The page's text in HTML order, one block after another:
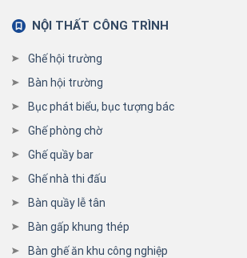
NỘI THẤT CÔNG TRÌNH
Ghế hội trường
Bàn hội trường
Bục phát biểu, bục tượng bác
Ghế phòng chờ
Ghế quầy bar
Ghế nhà thi đấu
Bàn quầy lễ tân
Bàn gấp khung thép
Bàn ghế ăn khu công nghiệp